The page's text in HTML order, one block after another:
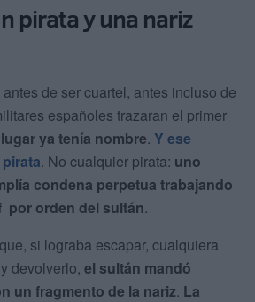
pirata y una nariz
de ser cuartel, antes incluso de
españoles trazaran el primer
ya tenía nombre. Y ese
. No cualquier pirata: uno
condena perpetua trabajando
por orden del sultán.
si lograba escapar, cualquiera
devolverlo, el sultán mandó
un fragmento de la nariz. La